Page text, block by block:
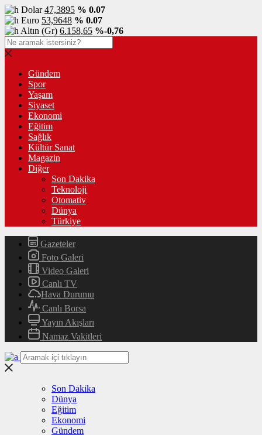
Dolar47,3895 % 0.07
Euro 53,9648 % 0.07
Altın (Gr) 6.158,65 %-0,76
Gündem
Spor
Yaşam
Siyaset
Ekonomi
Eğitim
Sağlık
Kültür Sanat
Magazin
Diğer
Son Dakika
Teknoloji
Otomativ
Dünya
Türkiye
Gazeteler
Foto Galeri
Video Galeri
Canlı TV
Hava Durumu
Canlı Borsa
Yayın Akışları
Namaz Vakitleri
Son Dakika
Dünya
Eğitim
Ekonomi
Gündem